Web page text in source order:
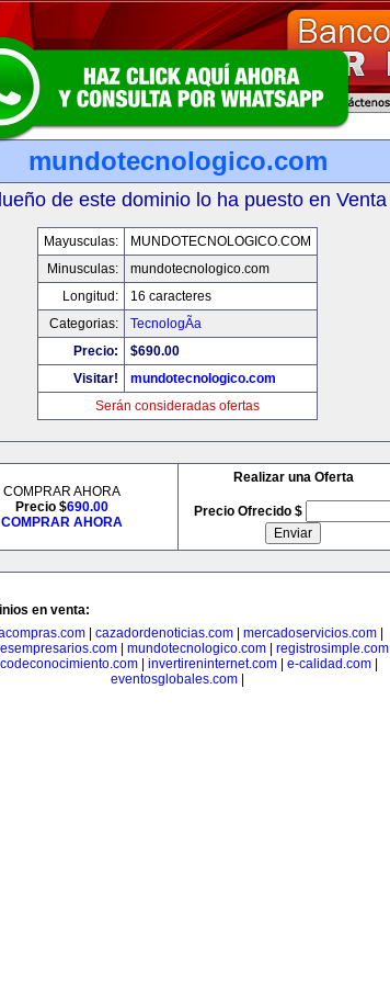
mundotecnologico.com
de este dominio lo ha puesto en Venta
Mayusculas:
MUNDOTECNOLOGICO.COM
Minusculas:
mundotecnologico.com
Longitud:
16 caracteres
Categorias:
TecnologÃ­a
Precio:
$690.00
Visitar!
mundotecnologico.com
Serán consideradas ofertas
COMPRAR AHORA
Precio $690.00
COMPRAR AHORA
Realizar una Oferta
Precio Ofrecido $
en venta:
cazadordenoticias.com mercadoservicios.com
mundotecnologico.com registrosimple.com
invertireninternet.com e-calidad.com
eventosglobales.com